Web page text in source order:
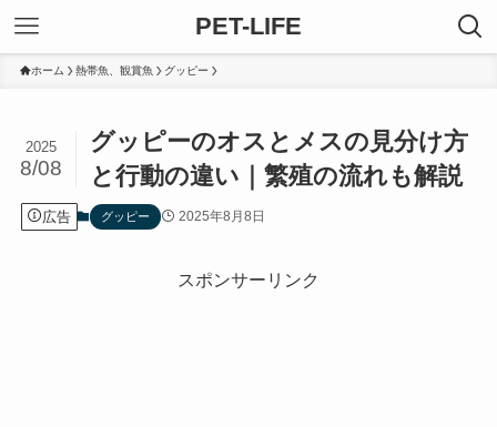
PET-LIFE
ホーム 熱帯魚、観賞魚 グッピー
グッピーのオスとメスの見分け方
と行動の違い｜繁殖の流れも解説
2025
8/08
広告 グッピー 2025年8月8日
スポンサーリンク